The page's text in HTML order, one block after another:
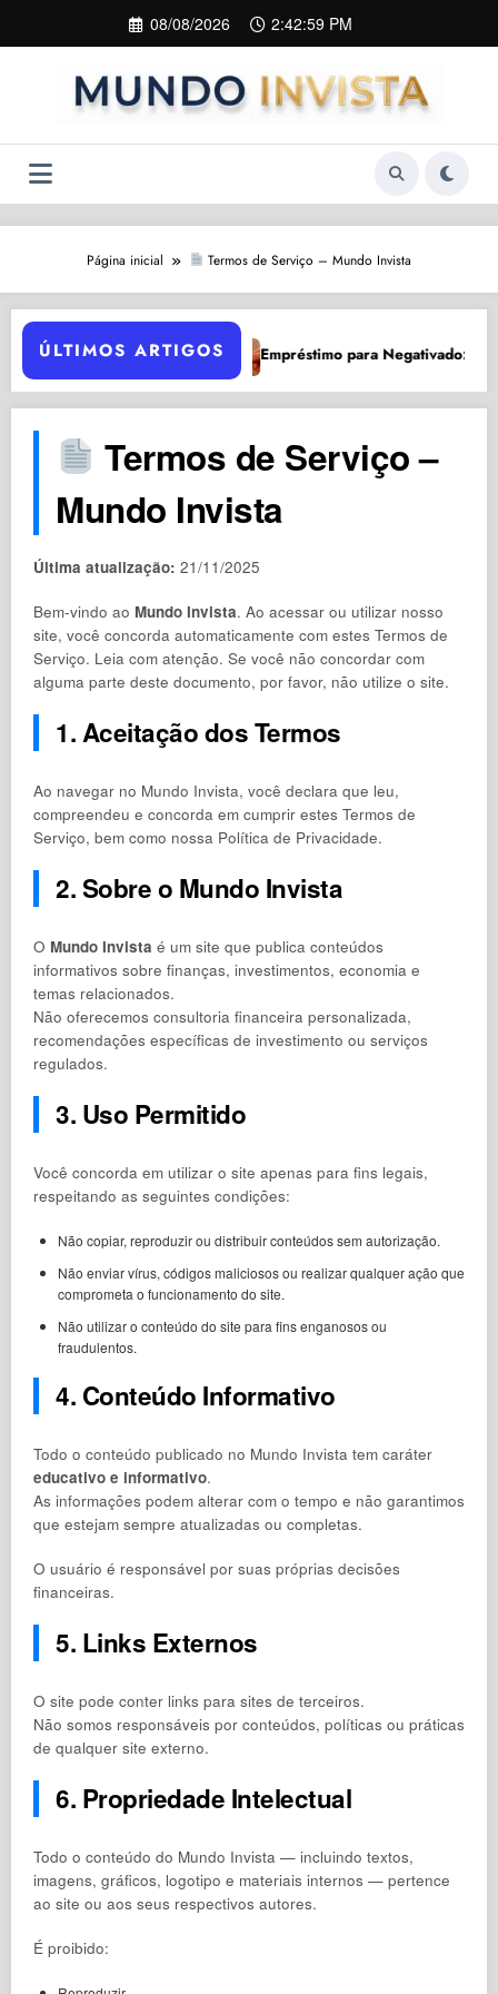
o
08/08/2026 2:42:59 PM
Página inicial Termos de Serviço – Mundo Invista
ÚLTIMOS ARTIGOS
Após Queda Empréstimo para Negativado: 5 Opções
Termos de Serviço –
Mundo Invista
Última atualização: 21/11/2025
Bem-vindo ao Mundo Invista. Ao acessar ou utilizar nosso
site, você concorda automaticamente com estes Termos de
Serviço. Leia com atenção. Se você não concordar com
alguma parte deste documento, por favor, não utilize o site.
1. Aceitação dos Termos
Ao navegar no Mundo Invista, você declara que leu,
compreendeu e concorda em cumprir estes Termos de
Serviço, bem como nossa Política de Privacidade.
2. Sobre o Mundo Invista
O Mundo Invista é um site que publica conteúdos
informativos sobre finanças, investimentos, economia e
temas relacionados.
Não oferecemos consultoria financeira personalizada,
recomendações específicas de investimento ou serviços
regulados.
3. Uso Permitido
Você concorda em utilizar o site apenas para fins legais,
respeitando as seguintes condições:
Não copiar, reproduzir ou distribuir conteúdos sem autorização.
Não enviar vírus, códigos maliciosos ou realizar qualquer ação que
comprometa o funcionamento do site.
Não utilizar o conteúdo do site para fins enganosos ou
fraudulentos.
4. Conteúdo Informativo
Todo o conteúdo publicado no Mundo Invista tem caráter
educativo e informativo.
As informações podem alterar com o tempo e não garantimos
que estejam sempre atualizadas ou completas.
O usuário é responsável por suas próprias decisões
financeiras.
5. Links Externos
O site pode conter links para sites de terceiros.
Não somos responsáveis por conteúdos, políticas ou práticas
de qualquer site externo.
6. Propriedade Intelectual
Todo o conteúdo do Mundo Invista — incluindo textos,
imagens, gráficos, logotipo e materiais internos — pertence
ao site ou aos seus respectivos autores.
É proibido: